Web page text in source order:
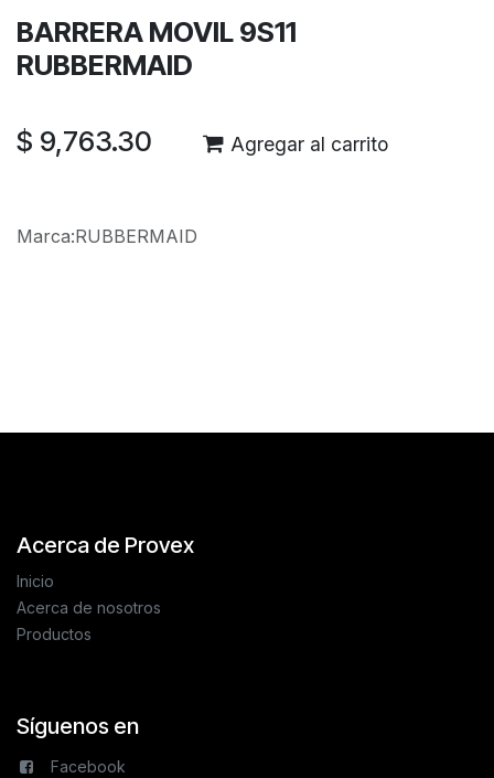
BARRERA MOVIL 9S11
RUBBERMAID
$ 9,763.30 Agregar al carrito
Marca:RUBBERMAID
Acerca de Provex
Inicio
Acerca de nosotros
Productos
Síguenos en
Facebook